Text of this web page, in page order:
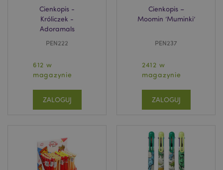
Cienkopis -
Króliczek -
Adoramals
PEN222
612 w
magazynie
ZALOGUJ
Cienkopis –
Moomin ’Muminki’
PEN237
2412 w
magazynie
ZALOGUJ